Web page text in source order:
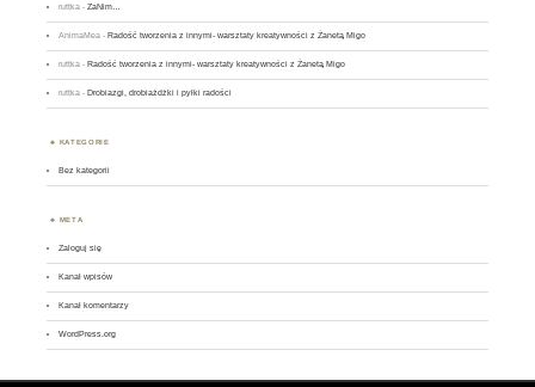
ruttka -ZaNim…
AnimaMea -Radość tworzenia z innymi- warsztaty kreatywności z Żanetą Migo
ruttka -Radość tworzenia z innymi- warsztaty kreatywności z Żanetą Migo
ruttka -Drobiazgi, drobiażdżki i pyłki radości
KATEGORIE
Bez kategorii
META
Zaloguj się
Kanał wpisów
Kanał komentarzy
WordPress.org